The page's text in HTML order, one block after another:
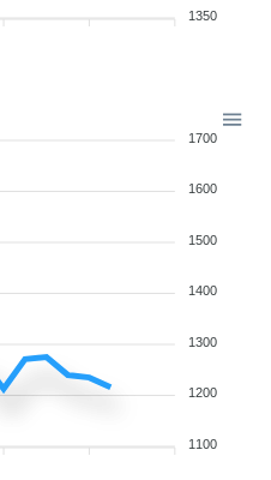
1350
1700
1600
1500
1400
1300
1200
1100